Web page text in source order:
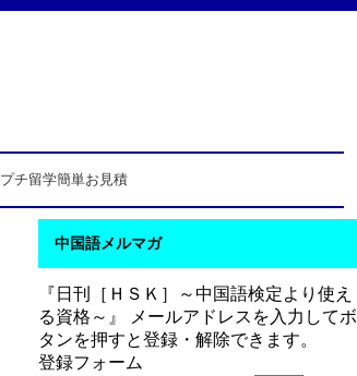
プチ留学簡単お見積
中国語メルマガ
『日刊［ＨＳＫ］～中国語検定より使え
る資格～』 メールアドレスを入力してボ
タンを押すと登録・解除できます。
登録フォーム